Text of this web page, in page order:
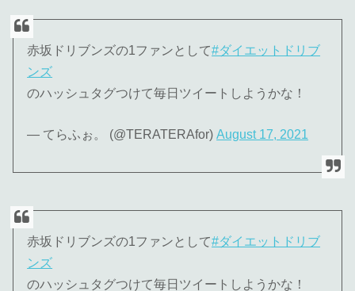
赤坂ドリブンズの1ファンとして#ダイエットドリブ
ンズ
のハッシュタグつけて毎日ツイートしようかな！
— てらふぉ。 (@TERATERAfor)August 17, 2021
赤坂ドリブンズの1ファンとして#ダイエットドリブ
ンズ
のハッシュタグつけて毎日ツイートしようかな！